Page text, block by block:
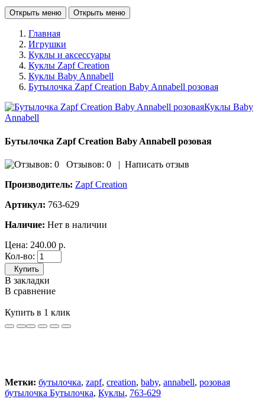
Открыть меню Открыть меню
Главная
Игрушки
Куклы и аксессуары
Куклы Zapf Creation
Куклы Baby Annabell
Бутылочка Zapf Creation Baby Annabell розовая
Бутылочка Zapf Creation Baby Annabell розовая
Отзывов: 0 | Написать отзыв
Производитель: Zapf Creation
Артикул: 763-629
Наличие: Нет в наличии
Цена: 240.00 р.
Кол-во:
Купить
В закладки
В сравнение
Купить в 1 клик
Метки: бутылочка, zapf, creation, baby, annabell, розовая
бутылочка Бутылочка, Куклы, 763-629